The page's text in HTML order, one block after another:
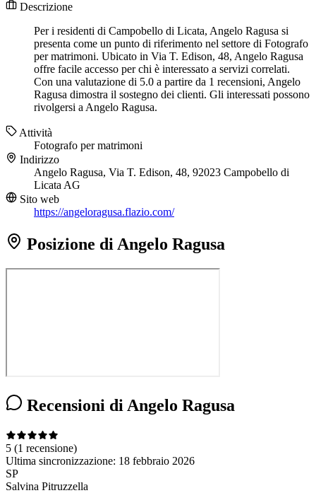
Descrizione
Per i residenti di Campobello di Licata, Angelo Ragusa si
presenta come un punto di riferimento nel settore di Fotografo
per matrimoni. Ubicato in Via T. Edison, 48, Angelo Ragusa
offre facile accesso per chi è interessato a servizi correlati.
Con una valutazione di 5.0 a partire da 1 recensioni, Angelo
Ragusa dimostra il sostegno dei clienti. Gli interessati possono
rivolgersi a Angelo Ragusa.
Attività
Fotografo per matrimoni
Indirizzo
Angelo Ragusa, Via T. Edison, 48, 92023 Campobello di
Licata AG
Sito web
https://angeloragusa.flazio.com/
Posizione di Angelo Ragusa
Recensioni di Angelo Ragusa
5 (1 recensione)
Ultima sincronizzazione: 18 febbraio 2026
SP
Salvina Pitruzzella